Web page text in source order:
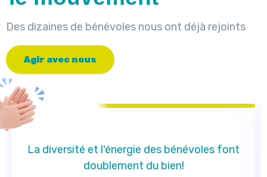
Des dizaines de bénévoles nous ont déjà rejoints
Agir avec nous
La diversité et l'énergie des bénévoles font
doublement du bien!